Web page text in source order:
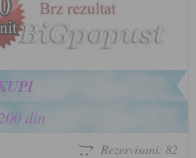
din
Rezervisani: 82